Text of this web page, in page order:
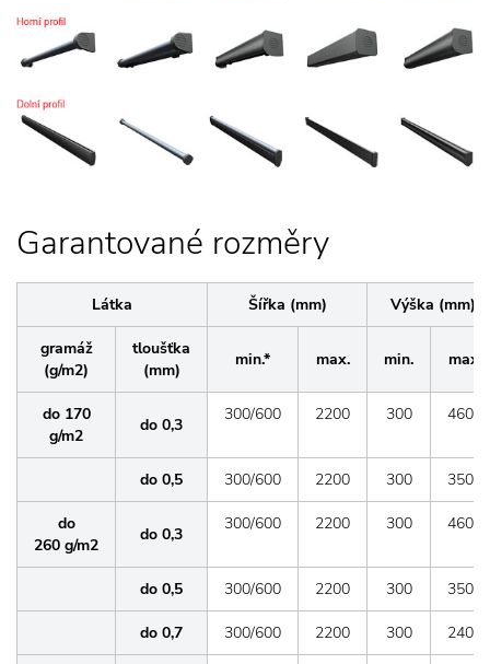
Garantované rozměry
Látka Šířka (mm) Výška (mm)
gramáž
(g/m2)
tloušťka
(mm)
min.* max. min. max.
do 170
g/m2
do 0,3
300/600 2200 300 4600
do 0,5 300/600 2200 300 3500
do
260 g/m2
do 0,3
300/600 2200 300 4600
do 0,5 300/600 2200 300 3500
do 0,7 300/600 2200 300 2400